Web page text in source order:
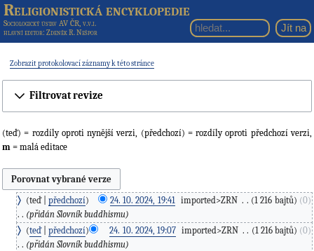
Religionistická encyklopedie
Sociologický ústav AV ČR, v.v.i.
hlavní editor: Zdeněk R. Nešpor
Zobrazit protokolovací záznamy k této stránce
Filtrovat revize
(teď) = rozdíly oproti nynější verzi, (předchozí) = rozdíly oproti předchozí verzi,
m = malá editace
teď předchozí 24. 10. 2024, 19:41 imported>ZRN ‎ 1 216 bajtů
0
přidán Slovník buddhismu
teď
předchozí 24. 10. 2024, 19:07‎ imported>ZRN ‎ 1 216 bajtů
0
přidán Slovník buddhismu